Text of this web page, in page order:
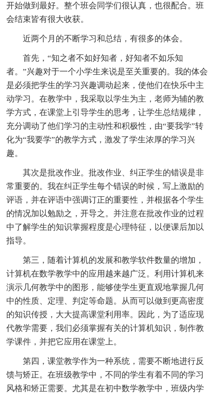
开始做到最好。整个班会同学们很认真，也很配合。班
会结束皆有很大收获。
近两个月的不断学习和总结，有很多的体会。
首先，“知之者不如好知者，好知者不如乐知
者。”兴趣对于一个小学生来说是至关重要的。我的体会
是必须把学生的学习兴趣调动起来，使他们在快乐中主
动学习。在教学中，我采取以学生为主，老师为辅的教
学方式，在课堂上引导学生的思考，让学生总结规律，
充分调动了他们学习的主动性和积极性，由“要我学”转
化为“我要学”的教学方式，激发了学生浓厚的学习兴
趣。
其次是批改作业。批改作业、纠正学生的错误是非
常重要的。我在纠正学生每个错误的时候，写上激励的
评语，并在评语中强调订正的重要性，并根据各个学生
的情况加以勉励之，开导之。并注意在批改作业的过程
中了解学生的知识掌握程度是心理特征，以便课后加以
指导。
第三，随着计算机的发展和教学软件数量的增加，
计算机在数学教学中的应用越来越广泛。利用计算机来
演示几何教学中的图形，能够使学生更直观地掌握几何
中的性质、定理、判定等命题。从而可以做到更高密度
的知识传授，大大提高课堂利用率。因此，为了适应现
代教学需要，我们必须掌握有关的计算机知识，制作教
学课件，并把它应用在课堂上。
第四，课堂教学作为一种系统，需要不断地进行反
馈与矫正。在班级教学中，不同的学生有着不同的学习
风格和矫正需要。尤其是在初中数学教学中，班级内学